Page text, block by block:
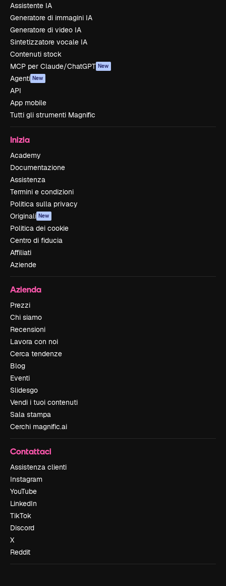
Assistente IA
Generatore di immagini IA
Generatore di video IA
Sintetizzatore vocale IA
Contenuti stock
MCP per Claude/ChatGPT New
Agenti New
API
App mobile
Tutti gli strumenti Magnific
Inizia
Academy
Documentazione
Assistenza
Termini e condizioni
Politica sulla privacy
Originali New
Politica dei cookie
Centro di fiducia
Affiliati
Aziende
Azienda
Prezzi
Chi siamo
Recensioni
Lavora con noi
Cerca tendenze
Blog
Eventi
Slidesgo
Vendi i tuoi contenuti
Sala stampa
Cerchi magnific.ai
Contattaci
Assistenza clienti
Instagram
YouTube
LinkedIn
TikTok
Discord
X
Reddit